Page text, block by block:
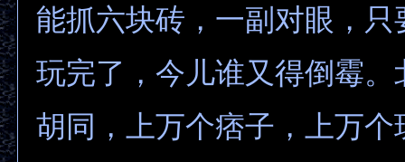
能抓六块砖，一副对眼，只
玩完了，今儿谁又得倒霉。
胡同，上万个痞子，上万个